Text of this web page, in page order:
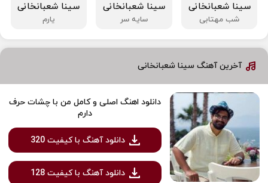
سینا شعبانخانی
شب مهتابی
سینا شعبانخانی
سایه سر
سینا شعبانخانی
یارم
آخرین آهنگ سینا شعبانخانی
دانلود اهنگ اصلی و کامل من با چشات حرف
دارم
دانلود آهنگ با کیفیت 320
دانلود آهنگ با کیفیت 128